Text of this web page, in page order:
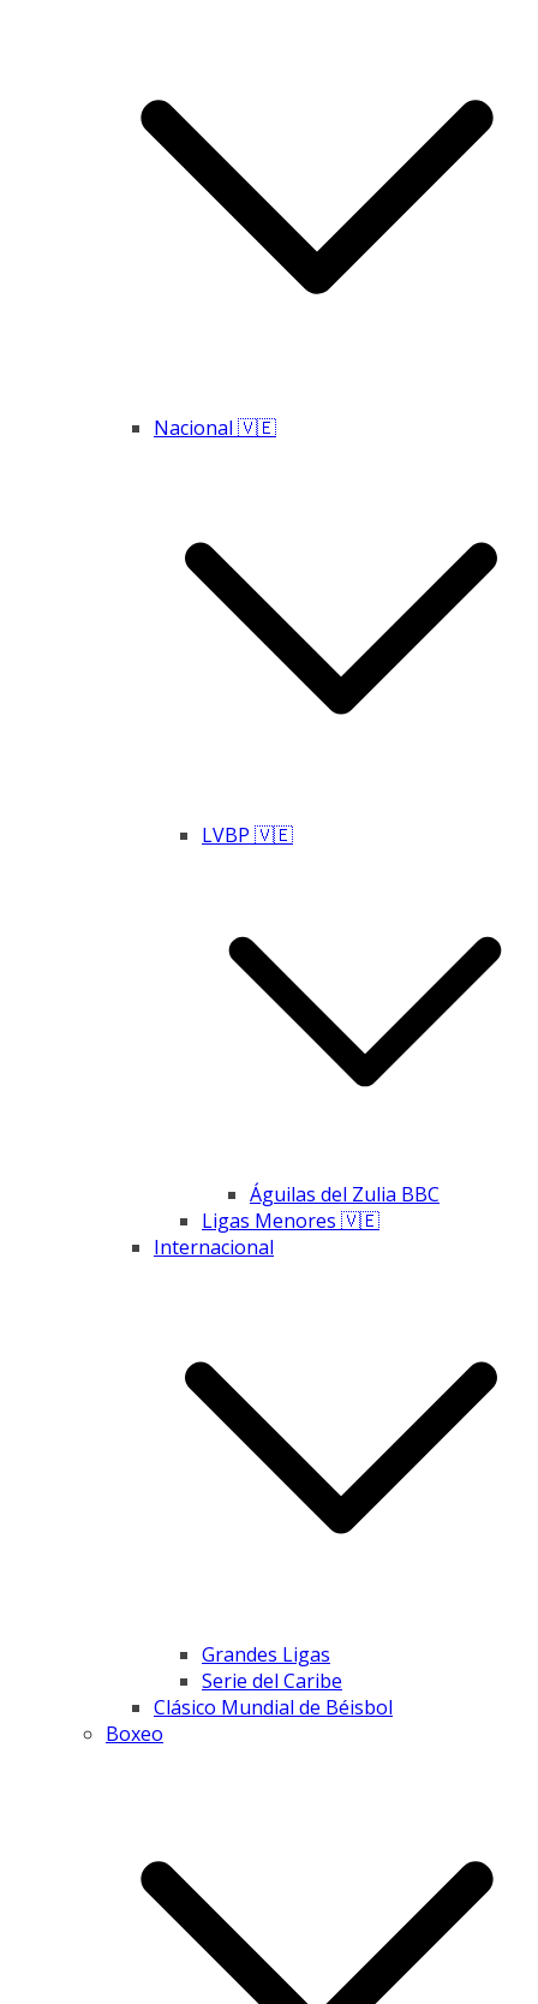
Nacional 🇻🇪
LVBP 🇻🇪
Águilas del Zulia BBC
Ligas Menores 🇻🇪
Internacional
Grandes Ligas
Serie del Caribe
Clásico Mundial de Béisbol
Boxeo